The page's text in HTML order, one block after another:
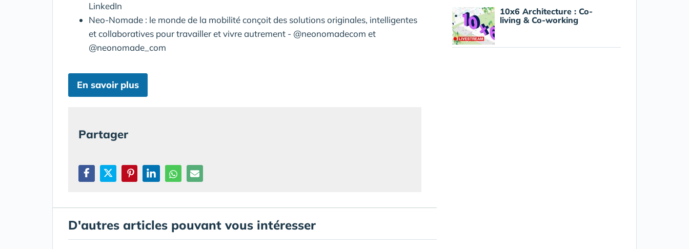
LinkedIn
Neo-Nomade : le monde de la mobilité conçoit des solutions originales, intelligentes
et collaboratives pour travailler et vivre autrement - @neonomadecom et
@neonomade_com
En savoir plus
Partager
D'autres articles pouvant vous intéresser
10x6 Architecture : Co-
living & Co-working